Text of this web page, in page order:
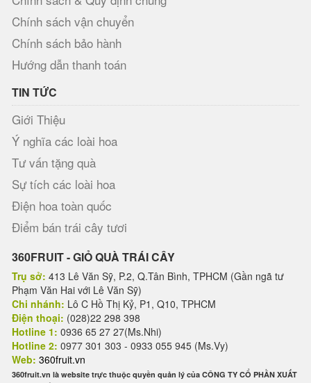
Chính sách vận chuyển
Chính sách bảo hành
Hướng dẫn thanh toán
TIN TỨC
Giới Thiệu
Ý nghĩa các loài hoa
Tư vấn tặng quà
Sự tích các loài hoa
Điện hoa toàn quốc
Điểm bán trái cây tươi
360FRUIT - GIỎ QUÀ TRÁI CÂY
Trụ sở: 413 Lê Văn Sỹ, P.2, Q.Tân Bình, TPHCM (Gần ngã tư
Phạm Văn Hai với Lê Văn Sỹ)
Chi nhánh: Lô C Hồ Thị Kỷ, P1, Q10, TPHCM
Điện thoại: (028)22 298 398
Hotline 1: 0936 65 27 27(Ms.Nhi)
Hotline 2: 0977 301 303 - 0933 055 945 (Ms.Vy)
Web: 360fruit.vn
360fruit.vn là website trực thuộc quyền quản lý của CÔNG TY CỔ PHẦN XUẤT